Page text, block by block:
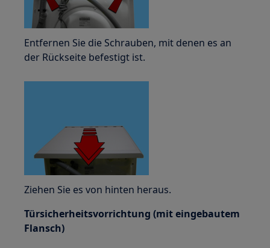
Entfernen Sie die Schrauben, mit denen es an
der Rückseite befestigt ist.
Ziehen Sie es von hinten heraus.
Türsicherheitsvorrichtung (mit eingebautem
Flansch)